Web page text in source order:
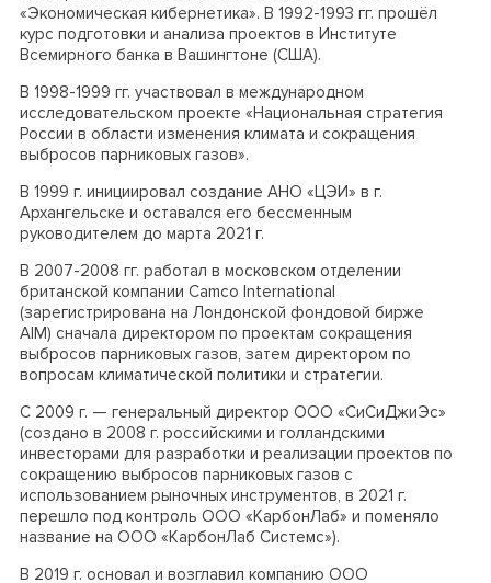
«Экономическая кибернетика». В 1992-1993 гг. прошёл
курс подготовки и анализа проектов в Институте
Всемирного банка в Вашингтоне (США).
В 1998-1999 гг. участвовал в международном
исследовательском проекте «Национальная стратегия
России в области изменения климата и сокращения
выбросов парниковых газов».
В 1999 г. инициировал создание АНО «ЦЭИ» в г.
Архангельске и оставался его бессменным
руководителем до марта 2021 г.
В 2007-2008 гг. работал в московском отделении
британской компании Camco International
(зарегистрирована на Лондонской фондовой бирже
AIM) сначала директором по проектам сокращения
выбросов парниковых газов, затем директором по
вопросам климатической политики и стратегии.
С 2009 г. — генеральный директор ООО «СиСиДжиЭс»
(создано в 2008 г. российскими и голландскими
инвесторами для разработки и реализации проектов по
сокращению выбросов парниковых газов с
использованием рыночных инструментов, в 2021 г.
перешло под контроль ООО «КарбонЛаб» и поменяло
название на ООО «КарбонЛаб Системс»).
В 2019 г. основал и возглавил компанию ООО